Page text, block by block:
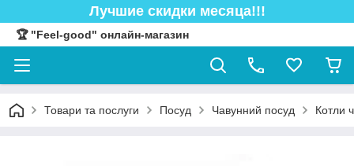
Лучшие скидки месяца!!!
🏆 "Feel-good" онлайн-магазин
Товари та послуги Посуд Чавунний посуд Котли